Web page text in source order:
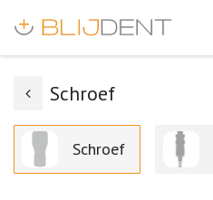
Schroef
Schroef